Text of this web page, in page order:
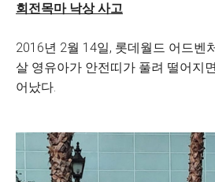
회전목마 낙상 사고
2016년 2월 14일, 롯데월드 어드벤
살 영유아가 안전띠가 풀려 떨어지
어났다.